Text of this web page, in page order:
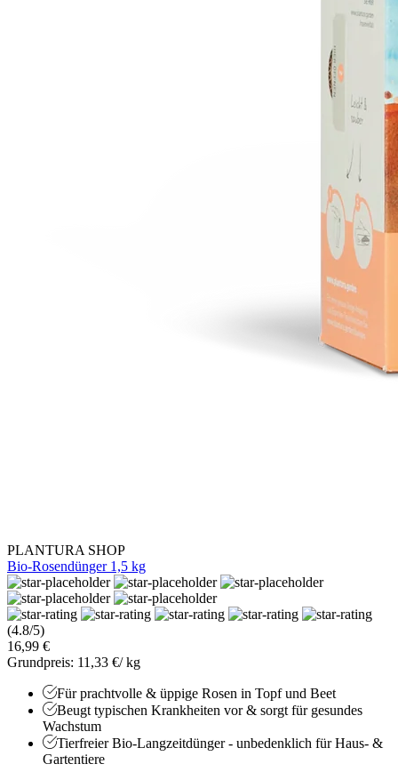
PLANTURA SHOP
Bio-Rosendünger 1,5 kg
(4.8/5)
16,99 €
Grundpreis: 11,33 €/ kg
Für prachtvolle & üppige Rosen in Topf und Beet
Beugt typischen Krankheiten vor & sorgt für gesundes
Wachstum
Tierfreier Bio-Langzeitdünger - unbedenklich für Haus- &
Gartentiere